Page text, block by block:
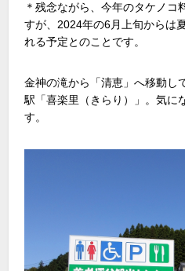
＊残念ながら、今年のタケノコ
すが、2024年の6月上旬からは
れる予定とのことです。
金神の滝から「清恵」へ移動し
駅「喜楽里（きらり）」。気に
す。